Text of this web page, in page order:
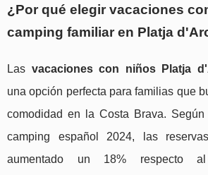
¿Por qué elegir vacaciones
camping familiar en Platja
Las vacaciones con niños Platja
una opción perfecta para familias que
comodidad en la Costa Brava.
camping español 2024, las
aumentado un 18% respecto